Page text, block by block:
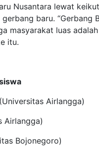
Nusantara lewat
baru.
masyarakat luas
itu.
Airlangga)
Airlangga)
Bojonegoro)